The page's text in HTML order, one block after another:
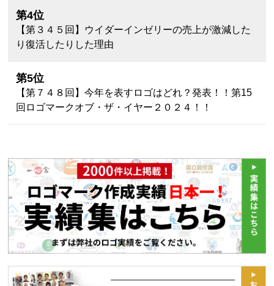
第4位
【第３４５回】ウイダーインゼリーの売上が激減した
り復活したりした理由
第5位
【第７４８回】今年を表すロゴはどれ？発表！！第15
回ロゴマークオブ・ザ・イヤー２０２４！！